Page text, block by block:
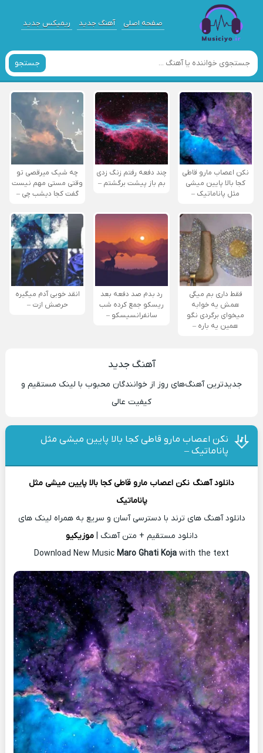
صفحه اصلی آهنگ جدید ریمیکس جدید
جستجو
نکن اعصاب مارو قاطی
کجا بالا پایین میشی
مثل پاناماتیک –
چند دفعه رفتم زنگ زدی
بم باز پیشت برگشتم –
چه شیک میرقصی تو
وقتی مستی مهم نیست
گفت کجا دیشب چی –
فقط داری بم میگی
همش یه خوابه
میخوای برگردی نگو
همین یه باره –
رد بدم صد دفعه بعد
ریسکو جمع کرده شب
سانفرانسیسکو –
انقد خوبی آدم میگیره
حرصش ازت –
آهنگ جدید
جدیدترین آهنگ‌های روز از خوانندگان محبوب با لینک مستقیم و
کیفیت عالی
نکن اعصاب مارو قاطی کجا بالا پایین میشی مثل
پاناماتیک –
دانلود آهنگ نکن اعصاب مارو قاطی کجا بالا پایین میشی مثل
پاناماتیک
دانلود آهنگ های ترند با دسترسی آسان و سریع به همراه لینک های
دانلود مستقیم + متن آهنگ | موزیکیو
Download New Music Maro Ghati Koja with the text